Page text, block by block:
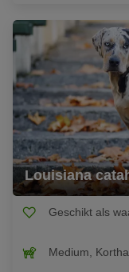
Louisiana
Geschikt als
Medium,